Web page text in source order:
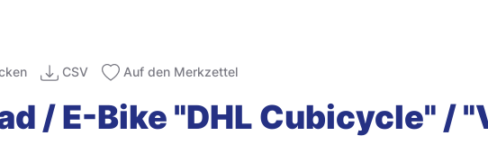
CSV Auf den Merkzettel
/ E-Bike "DHL Cubicycle" /